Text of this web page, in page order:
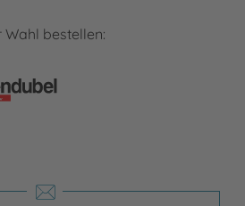
Wahl bestellen: